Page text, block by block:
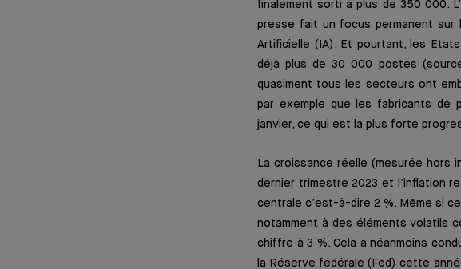
finalement sorti à plus de 350 000.
presse fait un focus permanent sur
Artificielle (IA). Et pourtant, les
déjà plus de 30 000 postes
quasiment tous les secteurs ont
par exemple que les fabricants de
janvier, ce qui est la plus forte
La croissance réelle (mesurée hors
dernier trimestre 2023 et l’inflation
centrale c’est-à-dire 2 %. Même si
notamment à des éléments volatils
chiffre à 3 %. Cela a néanmoins
la Réserve fédérale (Fed) cette